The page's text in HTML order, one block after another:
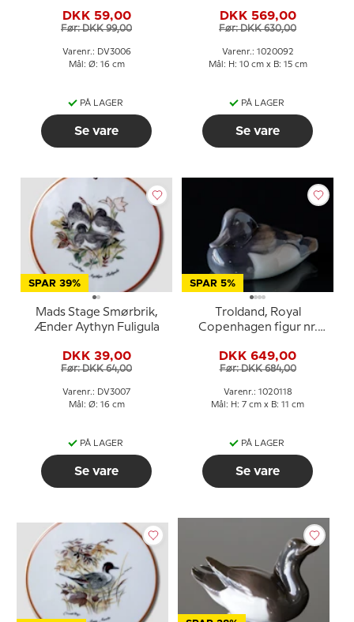
DKK 59,00
Før: DKK 99,00
Varenr.: DV3006
Mål: Ø: 16 cm
PÅ LAGER
Se vare
DKK 569,00
Før: DKK 630,00
Varenr.: 1020092
Mål: H: 10 cm x B: 15 cm
PÅ LAGER
Se vare
SPAR 39%
Mads Stage Smørbrik,
Ænder Aythyn Fuligula
DKK 39,00
Før: DKK 64,00
Varenr.: DV3007
Mål: Ø: 16 cm
PÅ LAGER
Se vare
SPAR 5%
Troldand, Royal
Copenhagen figur nr.
DKK 649,00
Før: DKK 684,00
Varenr.: 1020118
Mål: H: 7 cm x B: 11 cm
PÅ LAGER
Se vare